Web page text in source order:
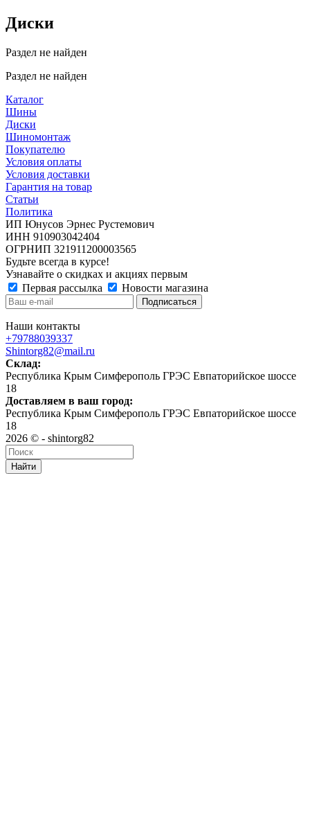
Диски
Раздел не найден
Раздел не найден
Каталог
Шины
Диски
Шиномонтаж
Покупателю
Условия оплаты
Условия доставки
Гарантия на товар
Статьи
Политика
ИП Юнусов Эрнес Рустемович
ИНН 910903042404
ОГРНИП 321911200003565
Будьте всегда в курсе!
Узнавайте о скидках и акциях первым
Первая рассылка
Новости магазина
Наши контакты
+79788039337
Shintorg82@mail.ru
Склад:
Республика Крым Симферополь ГРЭС Евпаторийское шоссе
18
Доставляем в ваш город:
Республика Крым Симферополь ГРЭС Евпаторийское шоссе
18
2026 © - shintorg82
Найти